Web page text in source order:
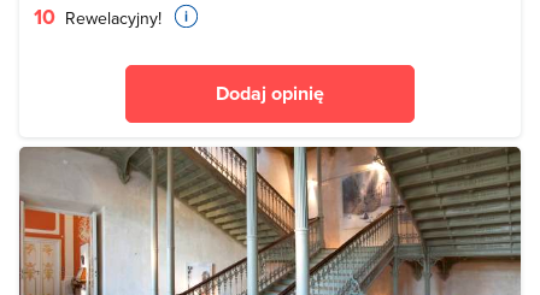
10 Rewelacyjny!
Dodaj opinię